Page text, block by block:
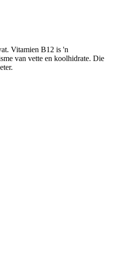
Vitamien B12 is 'n
van vette en koolhidrate. Die